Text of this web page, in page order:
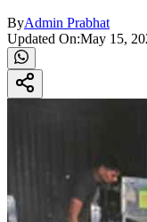
ByAdmin Prabhat
Updated On:May 15,